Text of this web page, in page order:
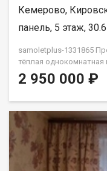
Кемерово,
панель, 5 этаж,
samoletplus-1331865
тёплая однокомнатная
многоквартирного
проживанию. Объект
позволяет быстро
общественного
инфраструктуры.
— квартира ждёт
Приобретая
2 950 000 ₽